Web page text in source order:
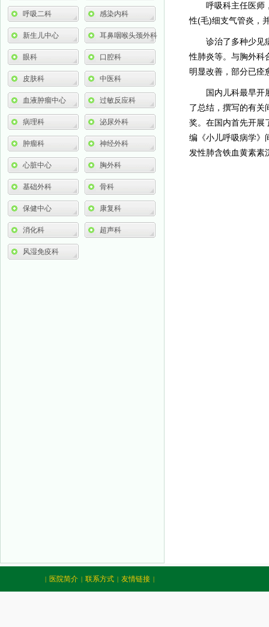
呼吸二科 感染内科
新生儿中心 耳鼻咽喉头颈外科
眼科 口腔科
皮肤科 中医科
血液肿瘤中心 过敏反应科
病理科 泌尿外科
肿瘤科 神经外科
心脏中心 胸外科
基础外科 骨科
保健中心 康复科
消化科 超声科
风湿免疫科
呼吸科主任医师
性(毛)细支气管炎，
诊治了多种少见
性肺炎等。与胸外科
明显改善，部分已痊
国内儿科最早开
了总结，撰写的有关
奖。在国内首先开展
编《小儿呼吸病学》
发性肺含铁血黄素素
| 医院简介 | 联系方式 | 友情链接 |